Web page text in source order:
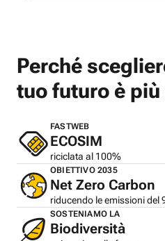
Perché
tuo futuro è più
FASTWEB
ECOSIM
riciclata al 100%
OBIETTIVO 2035
Net Zero Carbon
riducendo le emissioni del
SOSTENIAMO LA
Biodiversità